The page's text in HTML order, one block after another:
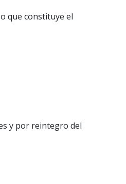
que constituye el
y por reintegro del